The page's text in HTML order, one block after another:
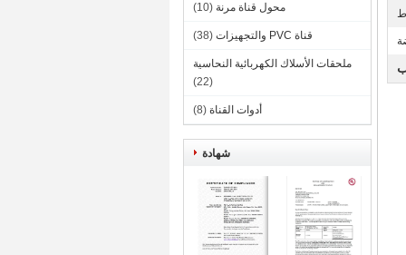
محول قناة مرنة (10)
قناة PVC والتجهيزات (38)
ملحقات الأسلاك الكهربائية النحاسية
(22)
أدوات القناة (8)
شهادة